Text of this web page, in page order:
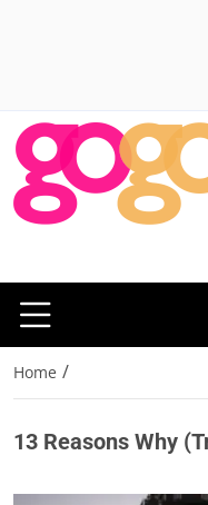
Home /
13 Reasons Why